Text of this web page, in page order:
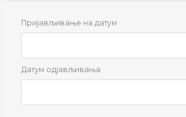
Пријављивање на датум
Датум одјављивања